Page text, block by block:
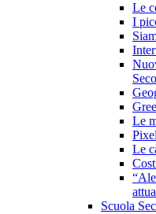
Le
I
Le
Le
Scuola